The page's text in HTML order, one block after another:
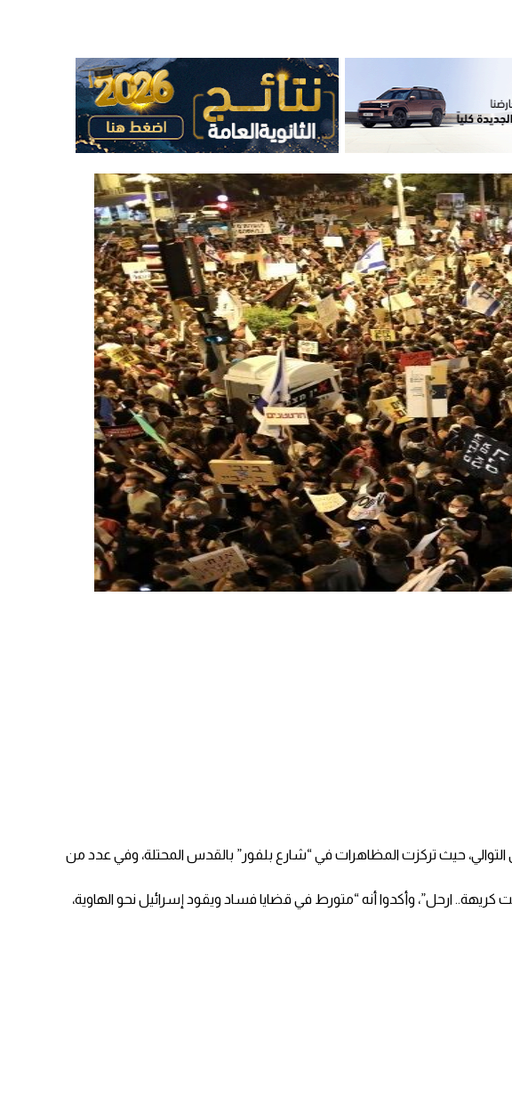
التوالي، حيث تركزت المظاهرات في “شارع بلفور” بالقدس المحتلة، وفي عدد من
كريهة.. ارحل”، وأكدوا أنه “متورط في قضايا فساد ويقود إسرائيل نحو الهاوية،